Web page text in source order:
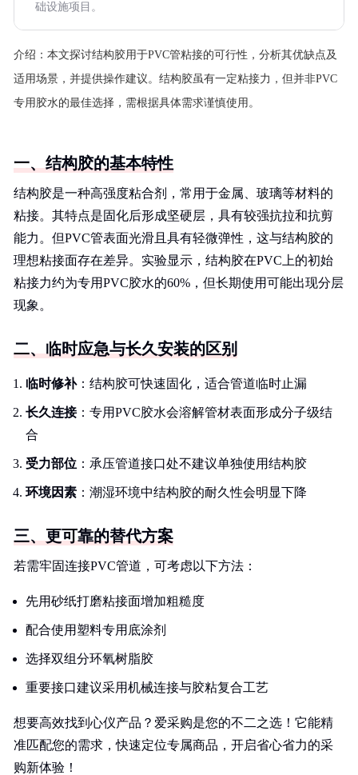
础设施项目。
介绍： 本文探讨结构胶用于PVC管粘接的可行性，分析其优缺点及
适用场景，并提供操作建议。结构胶虽有一定粘接力，但并非PVC
专用胶水的最佳选择，需根据具体需求谨慎使用。
一、结构胶的基本特性
结构胶是一种高强度粘合剂，常用于金属、玻璃等材料的
粘接。其特点是固化后形成坚硬层，具有较强抗拉和抗剪
能力。但PVC管表面光滑且具有轻微弹性，这与结构胶的
理想粘接面存在差异。实验显示，结构胶在PVC上的初始
粘接力约为专用PVC胶水的60%，但长期使用可能出现分层
现象。
二、临时应急与长久安装的区别
临时修补：结构胶可快速固化，适合管道临时止漏
长久连接：专用PVC胶水会溶解管材表面形成分子级结
合
受力部位 ：承压管道接口处不建议单独使用结构胶
环境因素 ：潮湿环境中结构胶的耐久性会明显下降
三、更可靠的替代方案
若需牢固连接PVC管道，可考虑以下方法：
先用砂纸打磨粘接面增加粗糙度
配合使用塑料专用底涂剂
选择双组分环氧树脂胶
重要接口建议采用机械连接与胶粘复合工艺
想要高效找到心仪产品？爱采购是您的不二之选！它能精
准匹配您的需求，快速定位专属商品，开启省心省力的采
购新体验！